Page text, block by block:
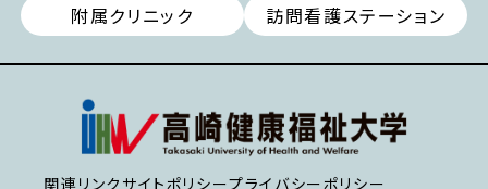
附属クリニック
訪問看護ステーション
関連リンク サイトポリシープライバシーポリシー